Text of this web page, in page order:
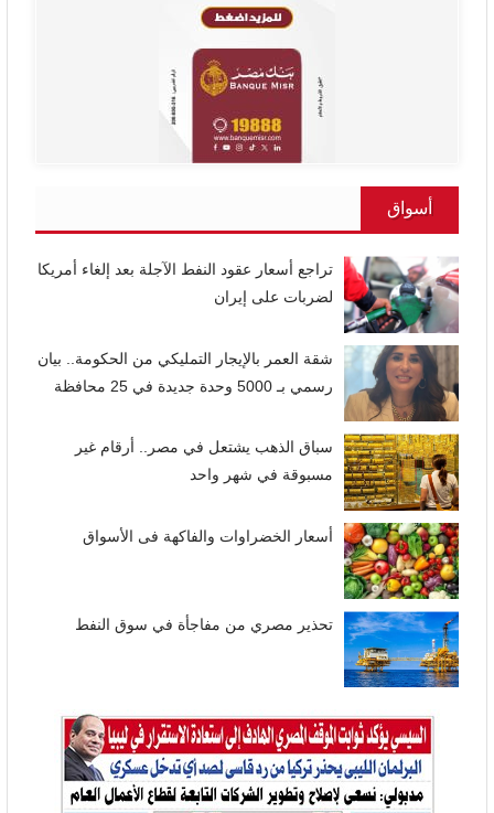
أسواق
تراجع أسعار عقود النفط الآجلة بعد إلغاء أمريكا
لضربات على إيران
شقة العمر بالإيجار التمليكي من الحكومة.. بيان
رسمي بـ 5000 وحدة جديدة في 25 محافظة
سباق الذهب يشتعل في مصر.. أرقام غير
مسبوقة في شهر واحد
أسعار الخضراوات والفاكهة فى الأسواق
تحذير مصري من مفاجأة في سوق النفط